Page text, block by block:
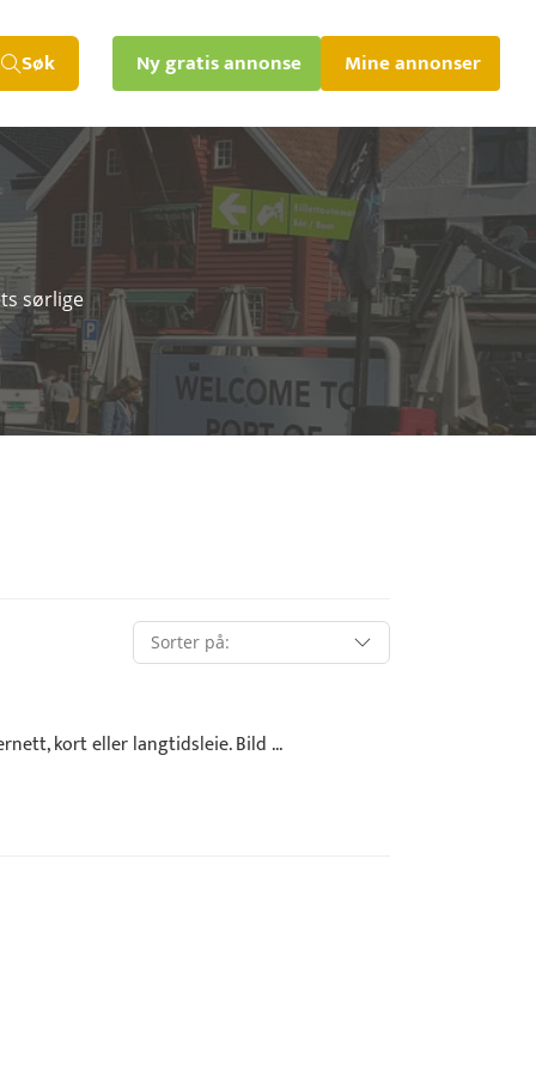
Søk Ny gratis annonse Mine annonser
sørlige
kort eller langtidsleie. Bild ...